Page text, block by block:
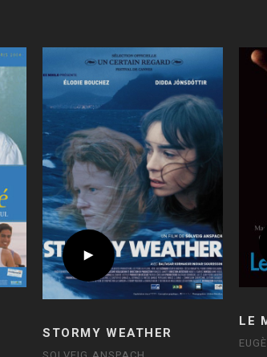
STORMY WEATHER
LE